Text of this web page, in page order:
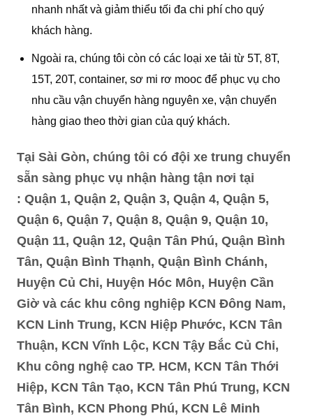
nhanh nhất và giảm thiểu tối đa chi phí cho quý
khách hàng.
Ngoài ra, chúng tôi còn có các loại xe tải từ 5T, 8T,
15T, 20T, container, sơ mi rơ mooc để phục vụ cho
nhu cầu vận chuyển hàng nguyên xe, vận chuyển
hàng giao theo thời gian của quý khách.
Tại Sài Gòn, chúng tôi có đội xe trung chuyển
sẵn sàng phục vụ nhận hàng tận nơi tại
: Quận 1, Quận 2, Quận 3, Quận 4, Quận 5,
Quận 6, Quận 7, Quận 8, Quận 9, Quận 10,
Quận 11, Quận 12, Quận Tân Phú, Quận Bình
Tân, Quận Bình Thạnh, Quận Bình Chánh,
Huyện Củ Chi, Huyện Hóc Môn, Huyện Cần
Giờ và các khu công nghiệp KCN Đông Nam,
KCN Linh Trung, KCN Hiệp Phước, KCN Tân
Thuận, KCN Vĩnh Lộc, KCN Tậy Bắc Củ Chi,
Khu công nghệ cao TP. HCM, KCN Tân Thới
Hiệp, KCN Tân Tạo, KCN Tân Phú Trung, KCN
Tân Bình, KCN Phong Phú, KCN Lê Minh